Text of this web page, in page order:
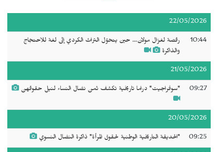
22/05/2026
10:44
رقصة لغزال مولان… حين يتحوّل التراث الكردي إلى لغة للاحتجاج
والذاكرة
21/05/2026
09:27 "سوفراجيت" دراما تاريخية تكشف ثمن نضال النساء لنيل حقوقهن
20/05/2026
09:25 "الحديقة التاريخية الوطنية لحقوق المرأة" ذاكرة النضال النسوي